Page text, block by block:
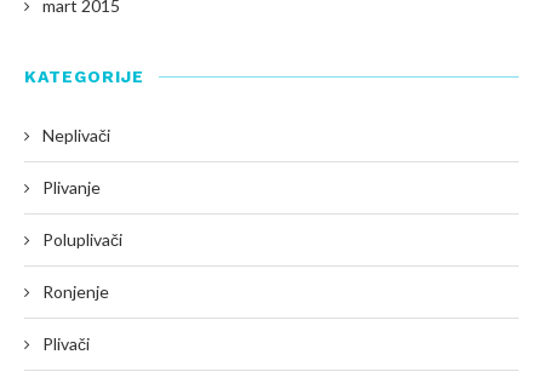
mart 2015
KATEGORIJE
Neplivači
Plivanje
Poluplivači
Ronjenje
Plivači